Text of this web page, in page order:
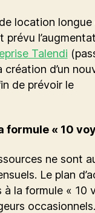
location longue
Talendi
d’un
de prévoir le
formule « 10
ne sont
Le plan
à la formule « 10